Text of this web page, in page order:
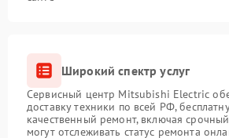
Широкий спектр услуг
Сервисный центр Mitsubishi Electric
доставку техники по всей РФ,
качественный ремонт, включая
могут отслеживать статус ремонта